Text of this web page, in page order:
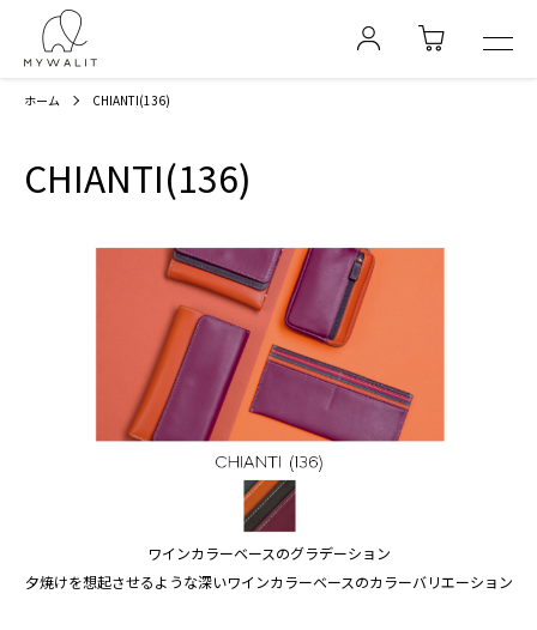
ホーム CHIANTI(136)
CHIANTI(136)
ワインカラーベースのグラデーション
夕焼けを想起させるような深いワインカラーベースのカラーバリエーション